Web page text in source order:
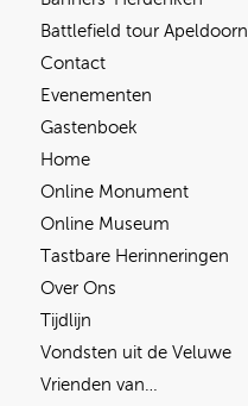
Battlefield tour Apeldoorn
Contact
Evenementen
Gastenboek
Home
Online Monument
Online Museum
Tastbare Herinneringen
Over Ons
Tijdlijn
Vondsten uit de Veluwe
Vrienden van…